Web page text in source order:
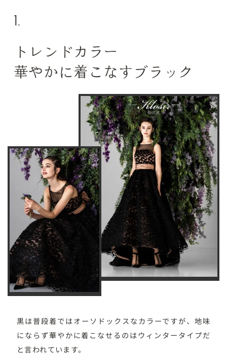
1.
トレンドカラー
華やかに着こなすブラック
黒は普段着ではオーソドックスなカラーですが、地味
にならず華やかに着こなせるのはウィンタータイプだ
と言われています。